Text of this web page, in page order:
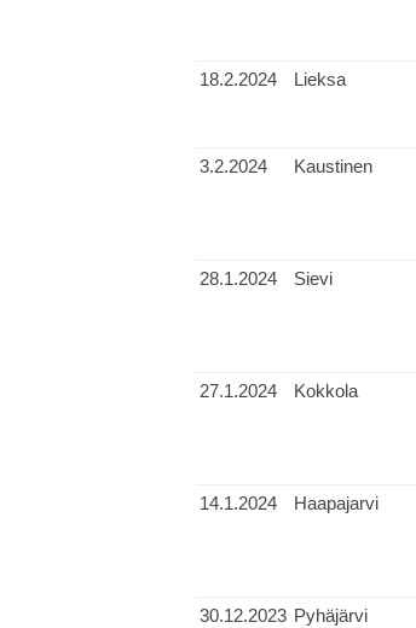
18.2.2024 Lieksa
3.2.2024 Kaustinen
28.1.2024 Sievi
27.1.2024 Kokkola
14.1.2024 Haapajarvi
30.12.2023 Pyhäjärvi